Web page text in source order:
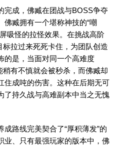
成，佛臧在团战与BOSS争夺
臧拥有一个堪称神技的“嘲
吸怪的拉怪效果。在挑战高阶
拉过来死死卡住，为团队创造
的是，当面对同一个高难度
有不慎就会被秒杀，而佛臧却
住成吨的伤害。这种在后期无可
了持久战与高难副本中当之无愧
路线完美契合了“厚积薄发”的
业、只有最强玩家的版本中，佛